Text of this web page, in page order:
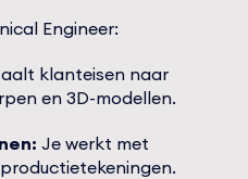
Engineer:
klanteisen naar
en 3D-modellen.
Je werkt met